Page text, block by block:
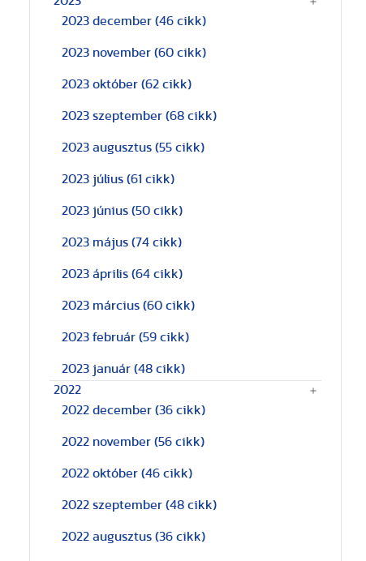
2023 december (46 cikk)
2023 november (60 cikk)
2023 október (62 cikk)
2023 szeptember (68 cikk)
2023 augusztus (55 cikk)
2023 július (61 cikk)
2023 június (50 cikk)
2023 május (74 cikk)
2023 április (64 cikk)
2023 március (60 cikk)
2023 február (59 cikk)
2023 január (48 cikk)
2022
2022 december (36 cikk)
2022 november (56 cikk)
2022 október (46 cikk)
2022 szeptember (48 cikk)
2022 augusztus (36 cikk)